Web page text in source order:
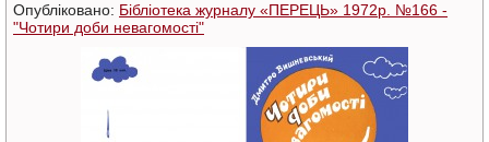
Опубліковано: Бібліотека журналу «ПЕРЕЦЬ» 1972р. №166 -
"Чотири доби невагомості"